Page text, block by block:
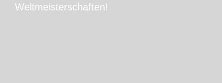
Weltmeisterschaften!